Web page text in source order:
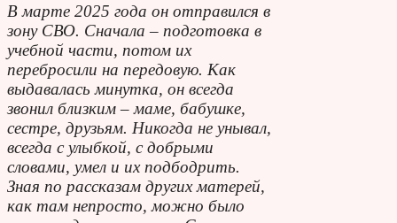
В марте 2025 года он отправился в
зону СВО. Сначала – подготовка в
учебной части, потом их
перебросили на передовую. Как
выдавалась минутка, он всегда
звонил близким – маме, бабушке,
сестре, друзьям. Никогда не унывал,
всегда с улыбкой, с добрыми
словами, умел и их подбодрить.
Зная по рассказам других матерей,
как там непросто, можно было